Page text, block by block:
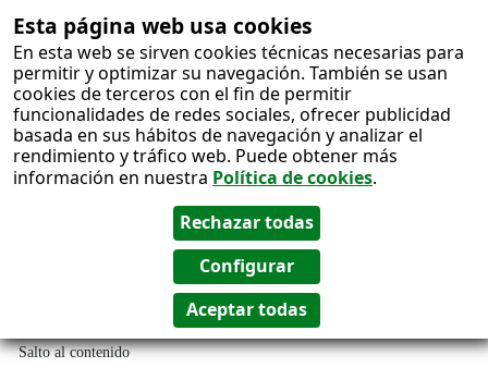
Esta página web usa cookies
En esta web se sirven cookies técnicas necesarias para
permitir y optimizar su navegación. También se usan
cookies de terceros con el fin de permitir
funcionalidades de redes sociales, ofrecer publicidad
basada en sus hábitos de navegación y analizar el
rendimiento y tráfico web. Puede obtener más
información en nuestra Política de cookies.
Salto al contenido